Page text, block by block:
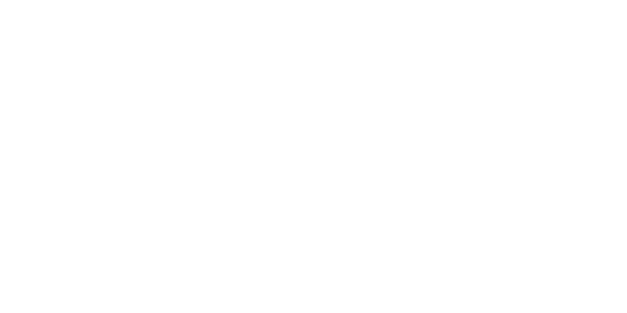
choque ante el Bayer Leverkusen
de Iker Luque
podemos tirar para delante y trabajamos con ilusión
de Juanlu
del Granada CF
de 420 millones por el club
el ataque nervionense
de un inválido Consejo
antes del cierre